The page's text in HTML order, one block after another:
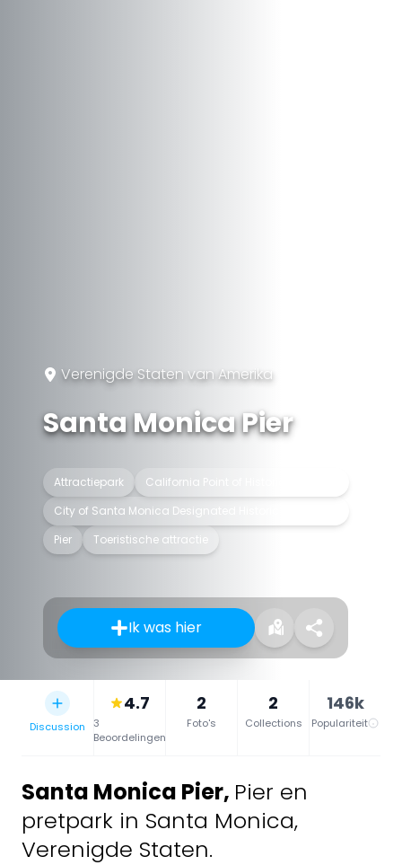
Verenigde Staten van Amerika
Santa Monica Pier
Attractiepark
California Point of Historical Interest
City of Santa Monica Designated Historic Landmark
Pier
Toeristische attractie
Ik was hier
Discussion
4.7
3
Beoordelingen
2
Foto's
2
Collections
146k
Populariteit
Santa Monica Pier, Pier en
pretpark in Santa Monica,
Verenigde Staten.